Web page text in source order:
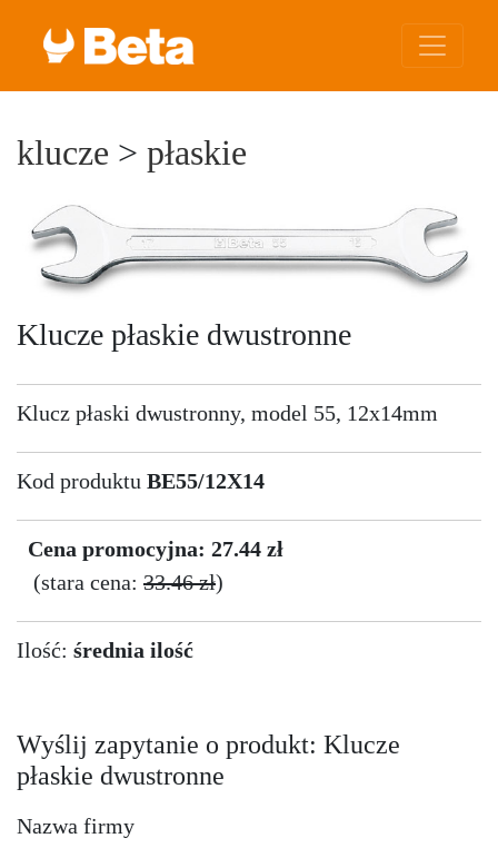
klucze > płaskie
Klucze płaskie dwustronne
Klucz płaski dwustronny, model 55, 12x14mm
Kod produktu BE55/12X14
Cena promocyjna: 27.44 zł
(stara cena: 33.46 zł)
Ilość: średnia ilość
Wyślij zapytanie o produkt: Klucze
płaskie dwustronne
Nazwa firmy